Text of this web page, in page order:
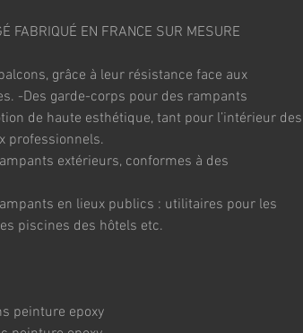
FABRIQUÉ EN FRANCE SUR MESURE
grâce à leur résistance face aux
-Des garde-corps pour des rampants
de haute esthétique, tant pour l’intérieur des
professionnels.
extérieurs, conformes à des
en lieux publics : utilitaires pour les
piscines des hôtels etc.
peinture epoxy